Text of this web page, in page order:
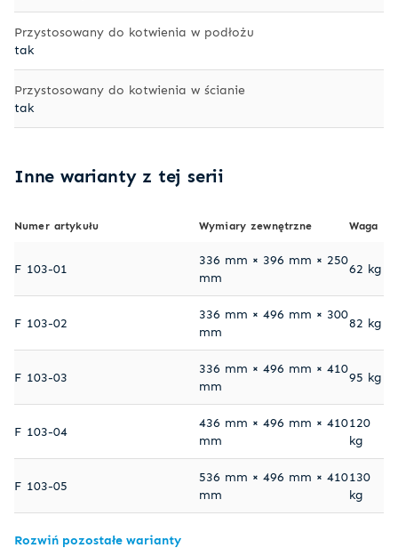
Przystosowany do kotwienia w podłożu
tak
Przystosowany do kotwienia w ścianie
tak
Inne warianty z tej serii
Numer artykułu Wymiary zewnętrzne Waga
F 103-01
336 mm × 396 mm × 250
mm
62 kg
F 103-02
336 mm × 496 mm × 300
mm
82 kg
F 103-03
336 mm × 496 mm × 410
mm
95 kg
F 103-04
436 mm × 496 mm × 410
mm
120
kg
F 103-05
536 mm × 496 mm × 410
mm
130
kg
Rozwiń pozostałe warianty